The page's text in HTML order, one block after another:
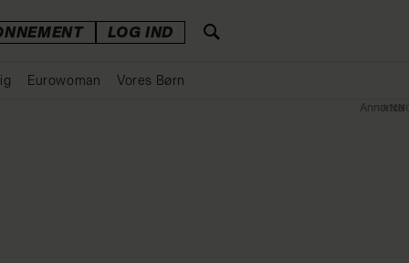
LOG IND
Eurowoman Vores Børn
Annonce